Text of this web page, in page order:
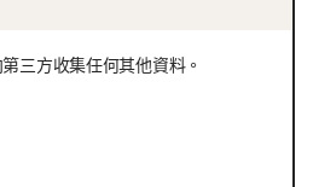
三方收集任何其他資料。